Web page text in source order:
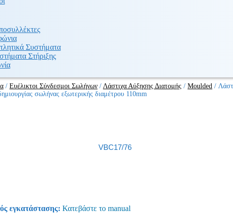
Συστήματα
Στήριξης
/Ευέλικτοι Σύνδεσμοι Σωλήνων /Λάστιχα Αύξησης Διατομής /Moulded /
σωλήνας εξωτερικής διαμέτρου 110mm
VBC17/76
εγκατάστασης: Κατεβάστε το manual